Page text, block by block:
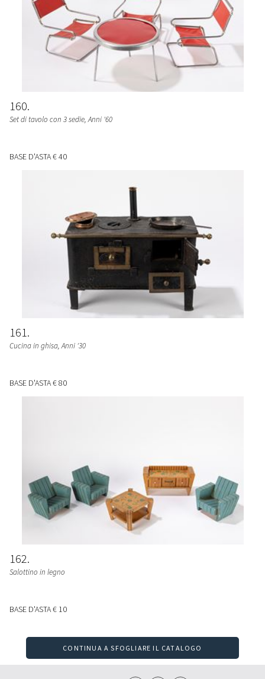
160
Set di tavolo con 3 sedie, Anni '60
BASE D'ASTA€ 40
161
Cucina in ghisa, Anni '30
BASE D'ASTA€ 80
162
Salottino in legno
BASE D'ASTA€ 10
CONTINUA A SFOGLIARE IL CATALOGO